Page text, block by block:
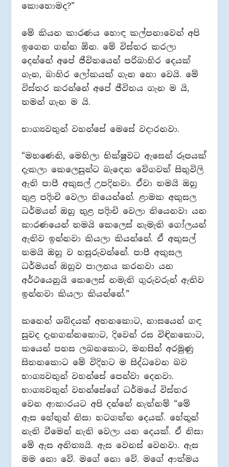
කොහොමද?”
මේ කියන කාරණය හොඳ කල්පනාවෙන් අපි
ඉගෙන ගන්න ඕන. මේ විස්තර කරලා
දෙන්නේ අපේ ජීවිතයෙන් පරිබාහිර දෙයක්
ගැන, බාහිර ලෝකයක් ගැන නො වෙයි. මේ
විස්තර කරන්නේ අපේ ජීවිතය ගැන ම යි,
තමන් ගැන ම යි.
භාග්‍යවතුන් වහන්සේ මෙසේ වදාරනවා.
“මහණෙනි, මෙහිලා භික්ෂුවට ඇසෙන් රූපයක්
දැකලා කෙලෙසුන්ට බැඳෙන වේගවත් සිතුවිලි
ඇති පාපී අකුසල් උපදිනවා. ඒවා තමයි ඔහු
තුළ පදිංචි වෙලා තියෙන්නේ. ළාමක අකුසල
ධර්මයන් ඔහු තුළ පදිංචි වෙලා තියෙනවා යන
කාරණයෙන් තමයි කෙලෙස් නැමැති ගෝලයන්
ඇතිව ඉන්නවා කියලා කියන්නේ. ඒ අකුසල්
තමයි ඔහු ව හසුරුවන්නේ. පාපී අකුසල
ධර්මයන් ඔහුව පාලනය කරනවා යන
අර්ථයෙනුයි කෙලෙස් නමැති ගුරුවරුන් ඇතිව
ඉන්නවා කියලා කියන්නේ.”
කනෙන් ශබ්දයක් අහනකොට, නාසයෙන් ගඳ
සුවද දැනගන්නකොට, දිවෙන් රස විඳිනකොට,
කයෙන් පහස ලබනකොට, මනසින් අරමුණු
සිතනකොට මේ විදිහට ම සිද්ධවෙන බව
භාග්‍යවතුන් වහන්සේ පෙන්වා දෙනවා.
භාග්‍යවතුන් වහන්සේගේ ධර්මයේ විස්තර
වෙන ආකාරයට අපි දන්නේ නැත්නම් “මේ
ඇස හේතුන් නිසා හටගත්ත දෙයක්. හේතූන්
නැති වීමෙන් නැති වෙලා යන දෙයක්. ඒ නිසා
මේ ඇස අනිත්‍යයි. ඇස වෙනස් වෙනවා. ඇස
මම නො වේ. මගේ නො වේ. මගේ ආත්මය